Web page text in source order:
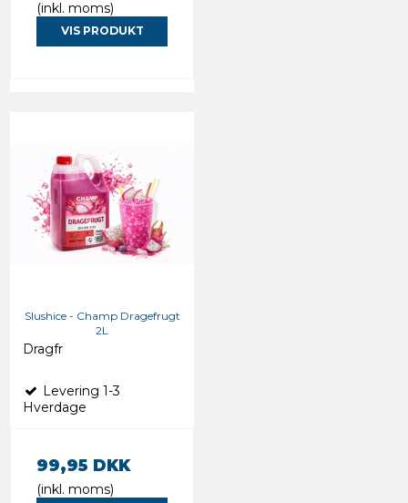
(inkl. moms)
VIS PRODUKT
Slushice - Champ Dragefrugt
2L
Dragfr
Levering 1-3
Hverdage
99,95 DKK
(inkl. moms)